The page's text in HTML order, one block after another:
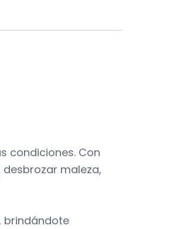
condiciones. Con
maleza,
brindándote